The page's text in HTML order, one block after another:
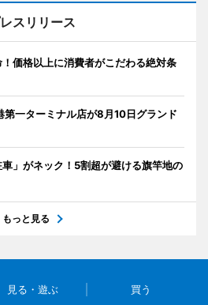
スリリース
価格以上に消費者がこだわる絶対条
第一ターミナル店が8月10日グランド
」がネック！5割超が避ける旗竿地の
もっと見る
見る・遊ぶ 買う